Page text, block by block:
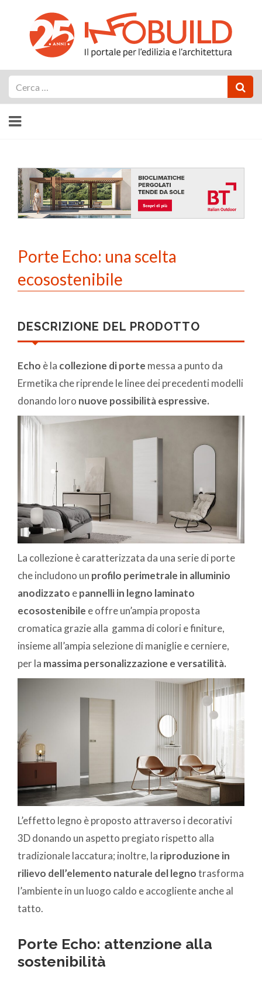
Porte Echo: una scelta
ecosostenibile
DESCRIZIONE DEL PRODOTTO
Echo è la collezione di porte messa a punto da
Ermetika che riprende le linee dei precedenti modelli
donando loro nuove possibilità espressive.
La collezione è caratterizzata da una serie di porte
che includono un profilo perimetrale in alluminio
anodizzato epannelli in legno laminato
ecosostenibile e offre un’ampia proposta
cromatica grazie alla gamma di colori e finiture,
insieme all’ampia selezione di maniglie e cerniere,
per la massima personalizzazione e versatilità.
L’effetto legno è proposto attraverso i decorativi
3D donando un aspetto pregiato rispetto alla
tradizionale laccatura; inoltre, la riproduzione in
rilievo dell’elemento naturale del legnotrasforma
l’ambiente in un luogo caldo e accogliente anche al
tatto.
Porte Echo: attenzione alla
sostenibilità